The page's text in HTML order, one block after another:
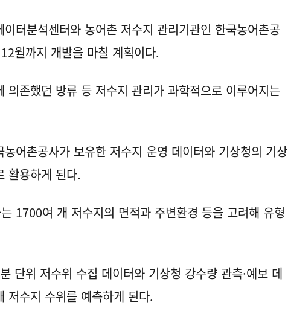
터분석센터와 농어촌 저수지 관리기관인 한국농어촌공
월까지 개발을 마칠 계획이다.
의존했던 방류 등 저수지 관리가 과학적으로 이루어지는
어촌공사가 보유한 저수지 운영 데이터와 기상청의 기상
활용하게 된다.
1700여 개 저수지의 면적과 주변환경 등을 고려해 유형
단위 저수위 수집 데이터와 기상청 강수량 관측·예보 데
저수지 수위를 예측하게 된다.